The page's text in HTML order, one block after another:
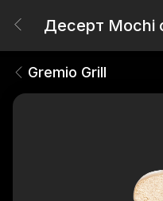
Десерт Mochi
Gremio Grill